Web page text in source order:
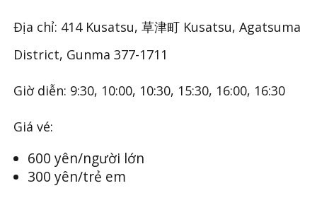
Địa chỉ: 414 Kusatsu, 草津町 Kusatsu, Agatsuma
District, Gunma 377-1711
Giờ diễn: 9:30, 10:00, 10:30, 15:30, 16:00, 16:30
Giá vé:
600 yên/người lớn
300 yên/trẻ em